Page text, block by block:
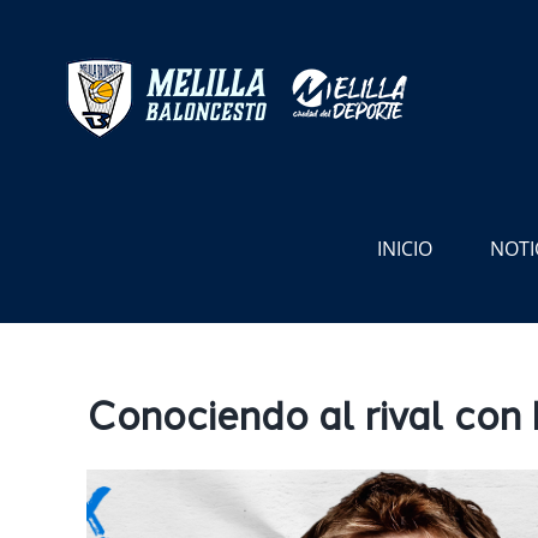
contenido
INICIO
Conociendo al rival con
Ver
imagen